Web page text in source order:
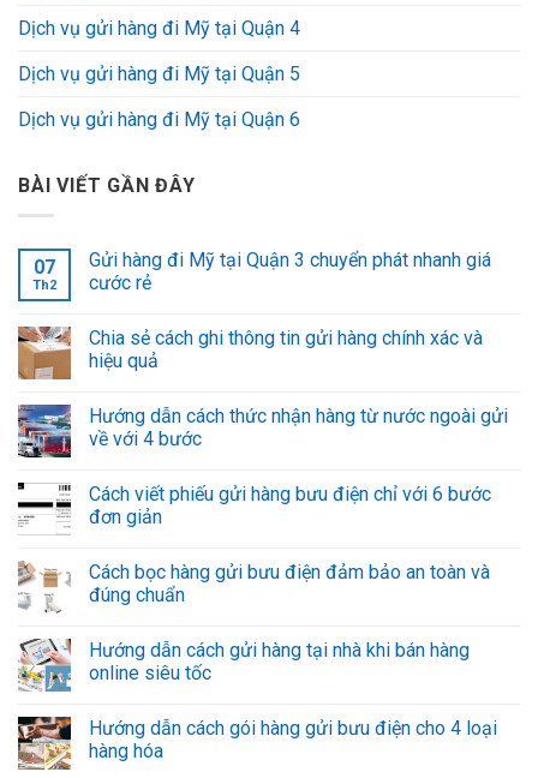
Dịch vụ gửi hàng đi Mỹ tại Quận 4
Dịch vụ gửi hàng đi Mỹ tại Quận 5
Dịch vụ gửi hàng đi Mỹ tại Quận 6
BÀI VIẾT GẦN ĐÂY
07
Th2
Gửi hàng đi Mỹ tại Quận 3 chuyển phát nhanh giá
cước rẻ
Chia sẻ cách ghi thông tin gửi hàng chính xác và
hiệu quả
Hướng dẫn cách thức nhận hàng từ nước ngoài gửi
về với 4 bước
Cách viết phiếu gửi hàng bưu điện chỉ với 6 bước
đơn giản
Cách bọc hàng gửi bưu điện đảm bảo an toàn và
đúng chuẩn
Hướng dẫn cách gửi hàng tại nhà khi bán hàng
online siêu tốc
Hướng dẫn cách gói hàng gửi bưu điện cho 4 loại
hàng hóa